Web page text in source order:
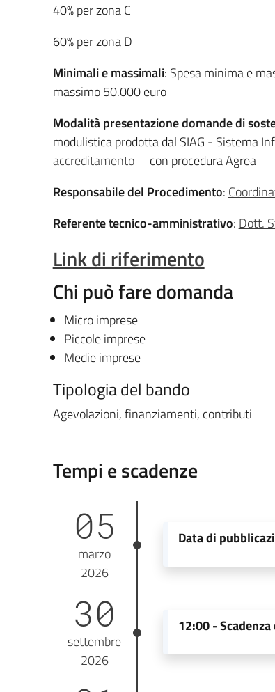
40% per zona C
60% per zona D
Minimali e massimali: Spesa minima e
massimo 50.000 euro
Modalità presentazione domande di
modulistica prodotta dal SIAG - Sistema
accreditamento
con procedura Agrea
Responsabile del Procedimento:
Referente tecnico-amministrativo: Dott.
Link di riferimento
Chi può fare domanda
Micro imprese
Piccole imprese
Medie imprese
Tipologia del bando
Agevolazioni, finanziamenti, contributi
Tempi e scadenze
05
marzo
2026
Data di
30
settembre
2026
12:00 -